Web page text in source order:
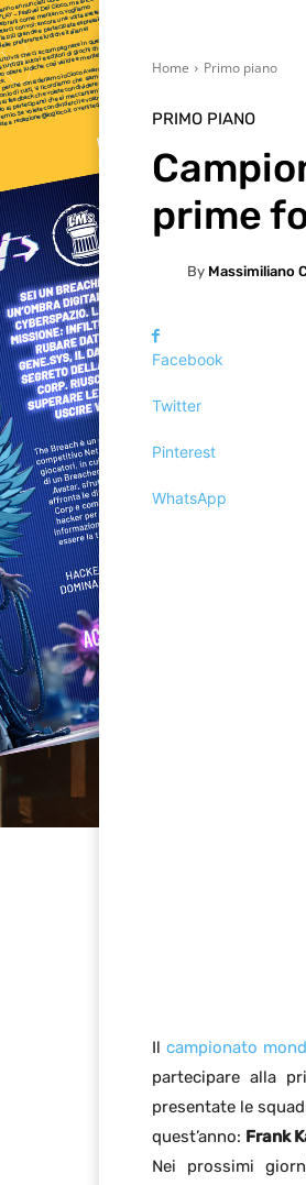
Home Primo piano
PRIMO PIANO
prime
By Massimiliano
Facebook
Twitter
Pinterest
WhatsApp
Il campionato
partecipare alla
presentate le
quest’anno: Frank
Nei prossimi